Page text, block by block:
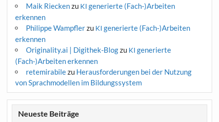
Maik Rieckenzu KI generierte (Fach-)Arbeiten
erkennen
Philippe Wampflerzu KI generierte (Fach-)Arbeiten
erkennen
Originality.ai | Digithek-Blogzu KI generierte
(Fach-)Arbeiten erkennen
retemirabilezu Herausforderungen bei der Nutzung
von Sprachmodellen im Bildungssystem
Neueste Beiträge